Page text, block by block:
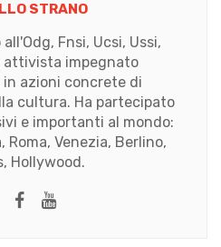
STRANO
Fnsi, Ucsi, Ussi,
attivista impegnato
azioni concrete di
cultura. Ha partecipato
e importanti al mondo:
Roma, Venezia, Berlino,
Hollywood.
Website
Facebook
Youtube